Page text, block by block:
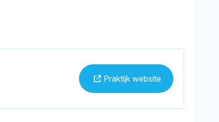
Praktijk website